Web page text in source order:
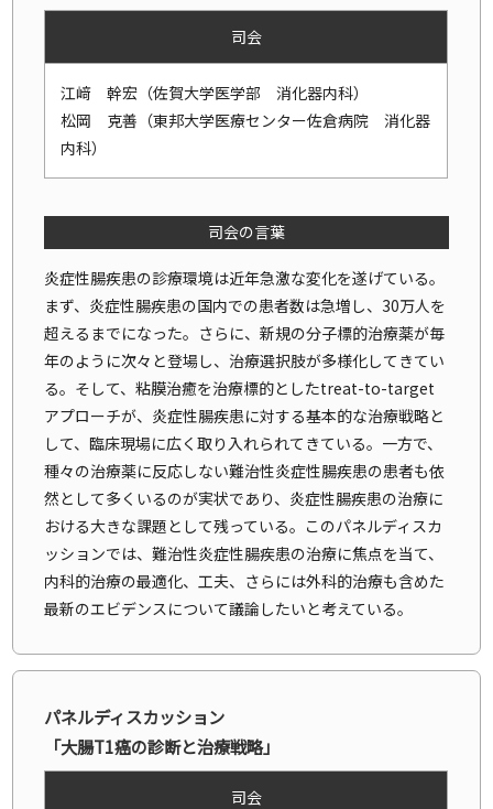
司会
江﨑 幹宏（佐賀大学医学部 消化器内科）
松岡 克善（東邦大学医療センター佐倉病院 消化器
内科）
司会の言葉
炎症性腸疾患の診療環境は近年急激な変化を遂げている。
まず、炎症性腸疾患の国内での患者数は急増し、30万人を
超えるまでになった。さらに、新規の分子標的治療薬が毎
年のように次々と登場し、治療選択肢が多様化してきてい
る。そして、粘膜治癒を治療標的としたtreat-to-target
アプローチが、炎症性腸疾患に対する基本的な治療戦略と
して、臨床現場に広く取り入れられてきている。一方で、
種々の治療薬に反応しない難治性炎症性腸疾患の患者も依
然として多くいるのが実状であり、炎症性腸疾患の治療に
おける大きな課題として残っている。このパネルディスカ
ッションでは、難治性炎症性腸疾患の治療に焦点を当て、
内科的治療の最適化、工夫、さらには外科的治療も含めた
最新のエビデンスについて議論したいと考えている。
パネルディスカッション
「大腸T1癌の診断と治療戦略」
司会